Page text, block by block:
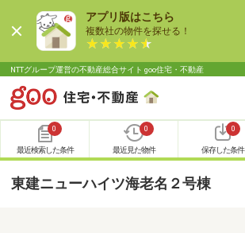
アプリ版はこちら
複数社の物件を探せる！
NTTグループ運営の不動産総合サイト goo住宅・不動産
0
最近検索した条件
0
最近見た物件
0
保存した条件
東建ニューハイツ海老名２号棟